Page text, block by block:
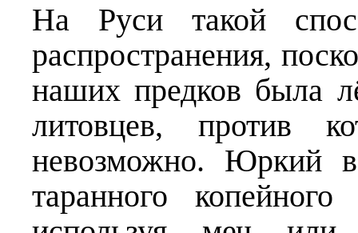
На Руси такой
распространения,
наших предков была
литовцев, против
невозможно. Юркий
таранного